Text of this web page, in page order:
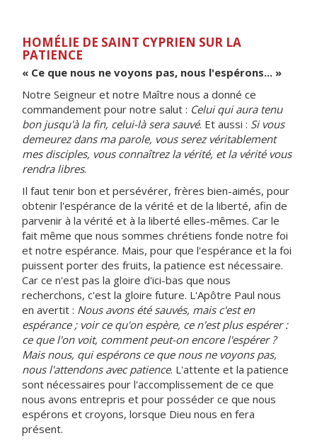
HOMÉLIE DE SAINT CYPRIEN SUR LA
PATIENCE
« Ce que nous ne voyons pas, nous l'espérons... »
Notre Seigneur et notre Maître nous a donné ce
commandement pour notre salut : Celui qui aura tenu
bon jusqu'à la fin, celui-là sera sauvé. Et aussi : Si vous
demeurez dans ma parole, vous serez véritablement
mes disciples, vous connaîtrez la vérité, et la vérité vous
rendra libres.
Il faut tenir bon et persévérer, frères bien-aimés, pour
obtenir l'espérance de la vérité et de la liberté, afin de
parvenir à la vérité et à la liberté elles-mêmes. Car le
fait même que nous sommes chrétiens fonde notre foi
et notre espérance. Mais, pour que l'espérance et la foi
puissent porter des fruits, la patience est nécessaire.
Car ce n'est pas la gloire d'ici-bas que nous
recherchons, c'est la gloire future. L'Apôtre Paul nous
en avertit : Nous avons été sauvés, mais c'est en
espérance ; voir ce qu'on espère, ce n'est plus espérer :
ce que l'on voit, comment peut-on encore l'espérer ?
Mais nous, qui espérons ce que nous ne voyons pas,
nous l'attendons avec patience. L'attente et la patience
sont nécessaires pour l'accomplissement de ce que
nous avons entrepris et pour posséder ce que nous
espérons et croyons, lorsque Dieu nous en fera
présent.